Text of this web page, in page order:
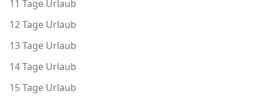
11 Tage Urlaub
12 Tage Urlaub
13 Tage Urlaub
14 Tage Urlaub
15 Tage Urlaub